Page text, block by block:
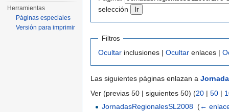
selección
Filtros
Ocultar inclusiones | Ocultar enlaces |
Las siguientes páginas enlazan a
Ver (previas 50 | siguientes 50) (20 | 50 |
JornadasRegionalesSL2008 (←
Herramientas
Páginas especiales
Versión para imprimir